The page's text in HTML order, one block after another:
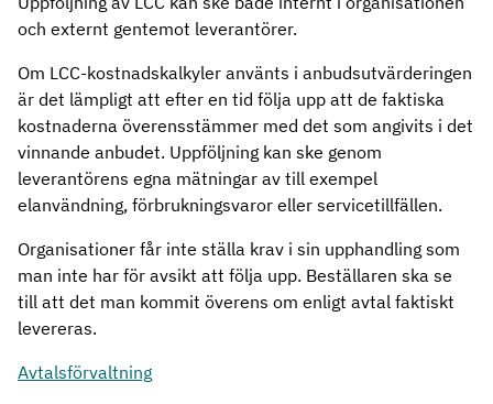
och externt gentemot leverantörer.
Om LCC-kostnadskalkyler använts i anbudsutvärderingen
är det lämpligt att efter en tid följa upp att de faktiska
kostnaderna överensstämmer med det som angivits i det
vinnande anbudet. Uppföljning kan ske genom
leverantörens egna mätningar av till exempel
elanvändning, förbrukningsvaror eller servicetillfällen.
Organisationer får inte ställa krav i sin upphandling som
man inte har för avsikt att följa upp. Beställaren ska se
till att det man kommit överens om enligt avtal faktiskt
levereras.
Avtalsförvaltning